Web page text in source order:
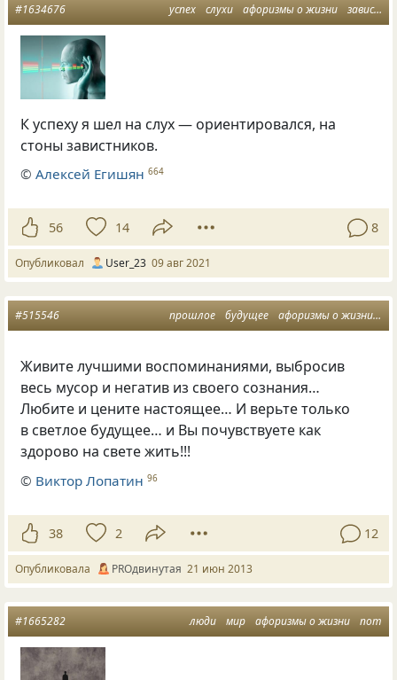
успех слухи афоризмы о жизни завистники
#1634676
К успеху я шел на слух — ориентировался, на
стоны завистников.
©Алексей Егишян 664
56 14 8
Опубликовал User_23 09 авг 2021
прошлое будущее афоризмы о жизни
#515546
Живите лучшими воспоминаниями, выбросив
весь мусор и негатив из своего сознания…
Любите и цените настоящее… И верьте только
в светлое будущее… и Вы почувствуете как
здорово на свете жить!!!
© Виктор Лопатин 96
38 2 12
Опубликовала PROдвинутая 21 июн 2013
люди мир афоризмы о жизни пот
#1665282